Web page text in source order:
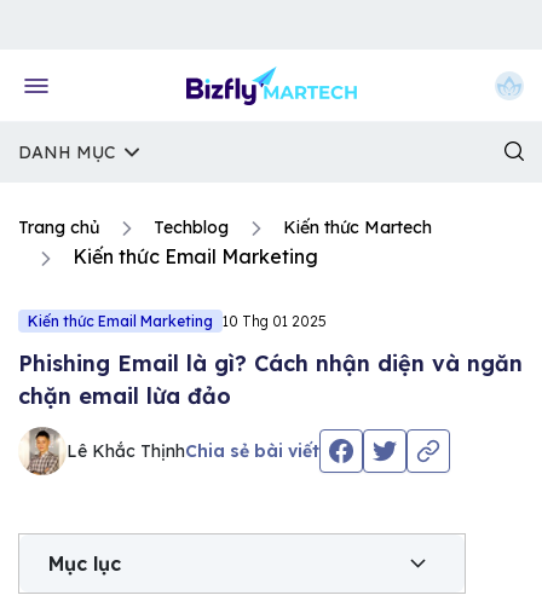
DANH MỤC
Trang chủ Techblog Kiến thức Martech
Kiến thức Email Marketing
Kiến thức Email Marketing 10 Thg 01 2025
Phishing Email là gì? Cách nhận diện và ngăn
chặn email lừa đảo
Lê Khắc ThịnhChia sẻ bài viết
Mục lục